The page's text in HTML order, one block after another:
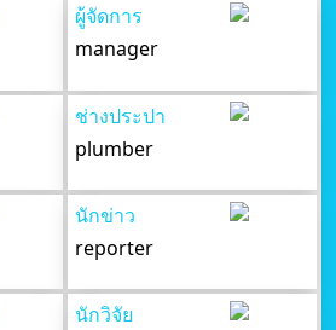
ผู้จัดการ
manager
ช่างประปา
plumber
นักข่าว
reporter
นักวิจัย